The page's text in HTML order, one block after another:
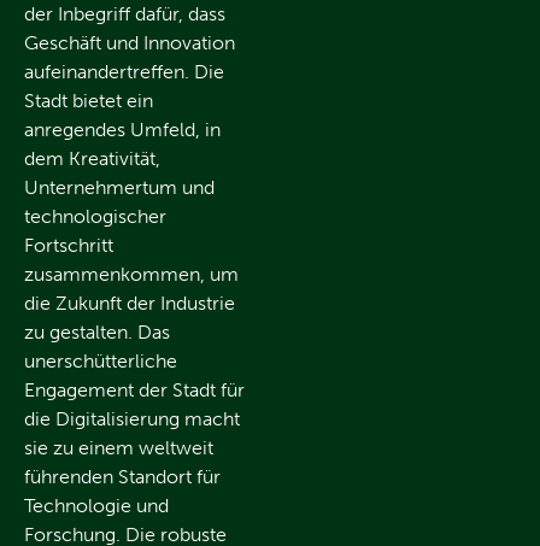
der Inbegriff dafür, dass
Geschäft und Innovation
aufeinandertreffen. Die
Stadt bietet ein
anregendes Umfeld, in
dem Kreativität,
Unternehmertum und
technologischer
Fortschritt
zusammenkommen, um
die Zukunft der Industrie
zu gestalten. Das
unerschütterliche
Engagement der Stadt für
die Digitalisierung macht
sie zu einem weltweit
führenden Standort für
Technologie und
Forschung. Die robuste